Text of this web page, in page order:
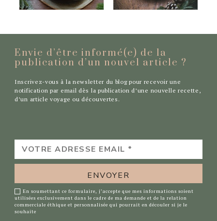
Envie d’être informé(e) de la
publication d’un nouvel article ?
Inscrivez-vous à la newsletter du blog pour recevoir une
notification par email dès la publication d’une nouvelle recette,
d’un article voyage ou découvertes.
VOTRE
ADRESSE
EMAIL
*
En soumettant ce formulaire, j’accepte que mes informations soient
utilisées exclusivement dans le cadre de ma demande et de la relation
commerciale éthique et personnalisée qui pourrait en découler si je le
souhaite